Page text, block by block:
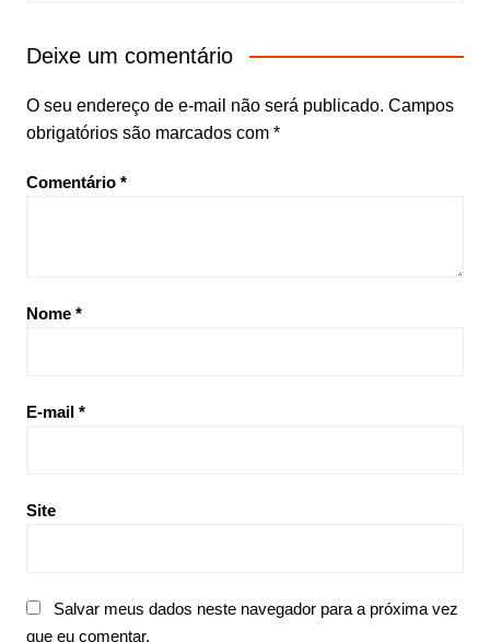
Deixe um comentário
O seu endereço de e-mail não será publicado. Campos
obrigatórios são marcados com *
Comentário *
Nome *
E-mail *
Site
Salvar meus dados neste navegador para a próxima vez
que eu comentar.